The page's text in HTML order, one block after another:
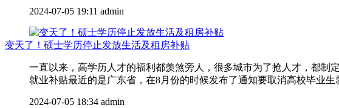
2024-07-05 19:11 admin
变天了！硕士学历停止发放生活及租房补贴
一直以来，高学历人才的福利都羡煞旁人，很多城市为了抢人才，都制
就业补贴最近的是广东省，在8月份的时候发布了通知要取消高校毕业生
2024-07-05 18:34 admin